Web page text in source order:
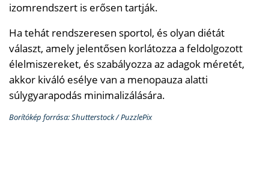
izomrendszert is erősen tartják.
Ha tehát rendszeresen sportol, és olyan diétát
választ, amely jelentősen korlátozza a feldolgozott
élelmiszereket, és szabályozza az adagok méretét,
akkor kiváló esélye van a menopauza alatti
súlygyarapodás minimalizálására.
Borítókép forrása: Shutterstock / PuzzlePix